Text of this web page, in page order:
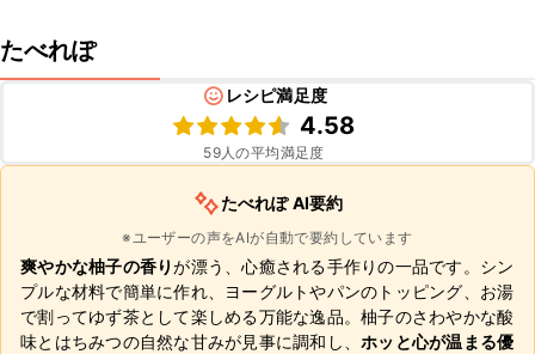
たべれぽ
レシピ満足度
4.58
59人の平均満足度
たべれぽ AI要約
※ユーザーの声をAIが自動で要約しています
爽やかな柚子の香りが漂う、心癒される手作りの一品です。シン
プルな材料で簡単に作れ、ヨーグルトやパンのトッピング、お湯
で割ってゆず茶として楽しめる万能な逸品。柚子のさわやかな酸
味とはちみつの自然な甘みが見事に調和し、 ホッと心が温まる優